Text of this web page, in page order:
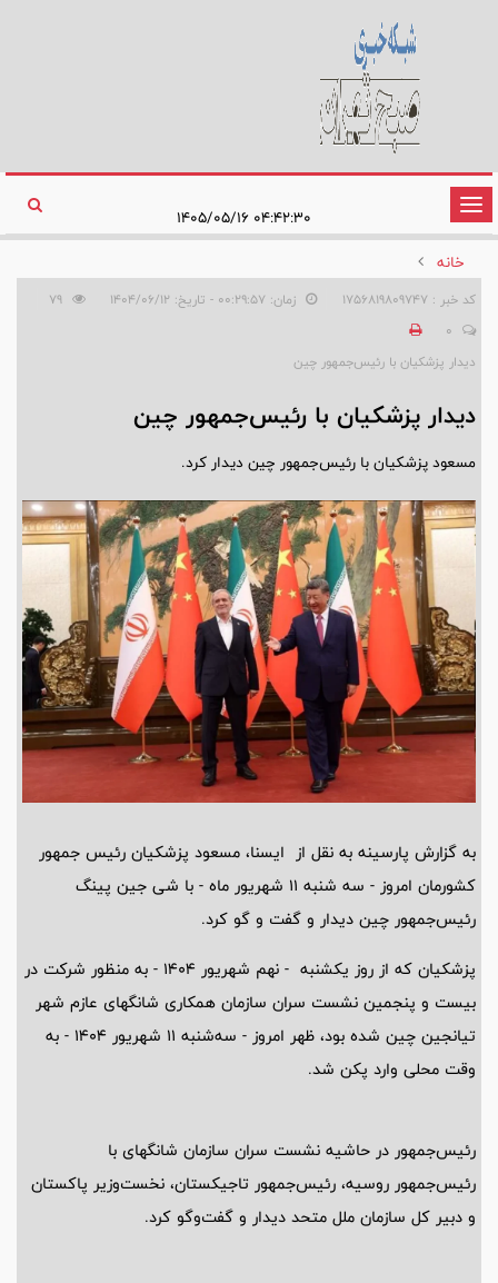
تغییر
وضعیت
ناوبری
خانه
کد خبر : 1756819809747 زمان: ۰۰:۲۹:۵۷ - تاریخ: ۱۴۰۴/۰۶/۱۲
0
دیدار پزشکیان با رئیس‌جمهور چین
دیدار پزشکیان با رئیس‌جمهور چین
مسعود پزشکیان با رئیس‌جمهور چین دیدار کرد.
به گزارش پارسینه به نقل از ایسنا، مسعود پزشکیان رئیس جمهور
کشورمان امروز - سه شنبه 11 شهریور ماه - با شی جین پینگ
رئیس‌جمهور چین دیدار و گفت و گو کرد.
پزشکیان که از روز یکشنبه - نهم شهریور 1404 - به منظور شرکت در
بیست و پنجمین نشست سران سازمان همکاری شانگهای عازم شهر
تیانجین چین شده بود، ظهر امروز - سه‌شنبه 11 شهریور 1404 - به
وقت محلی وارد پکن شد.
رئیس‌جمهور در حاشیه نشست سران سازمان شانگهای با
رئیس‌جمهور روسیه، رئیس‌جمهور تاجیکستان، نخست‌وزیر پاکستان
و دبیر کل سازمان ملل متحد دیدار و گفت‌وگو کرد.